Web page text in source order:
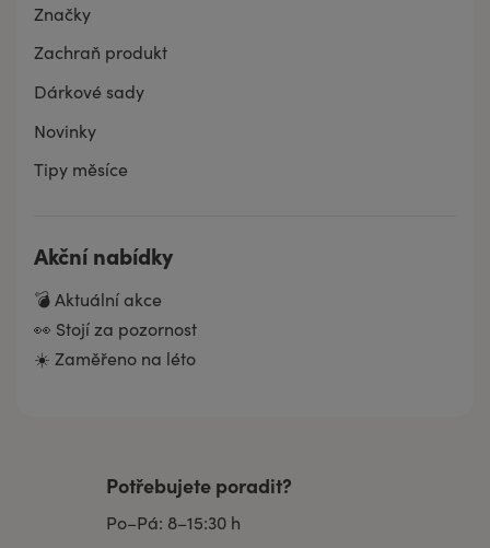
Značky
Zachraň produkt
Dárkové sady
Novinky
Tipy měsíce
Akční nabídky
💣 Aktuální akce
👀 Stojí za pozornost
☀️ Zaměřeno na léto
Potřebujete poradit?
Po–Pá: 8–15:30 h